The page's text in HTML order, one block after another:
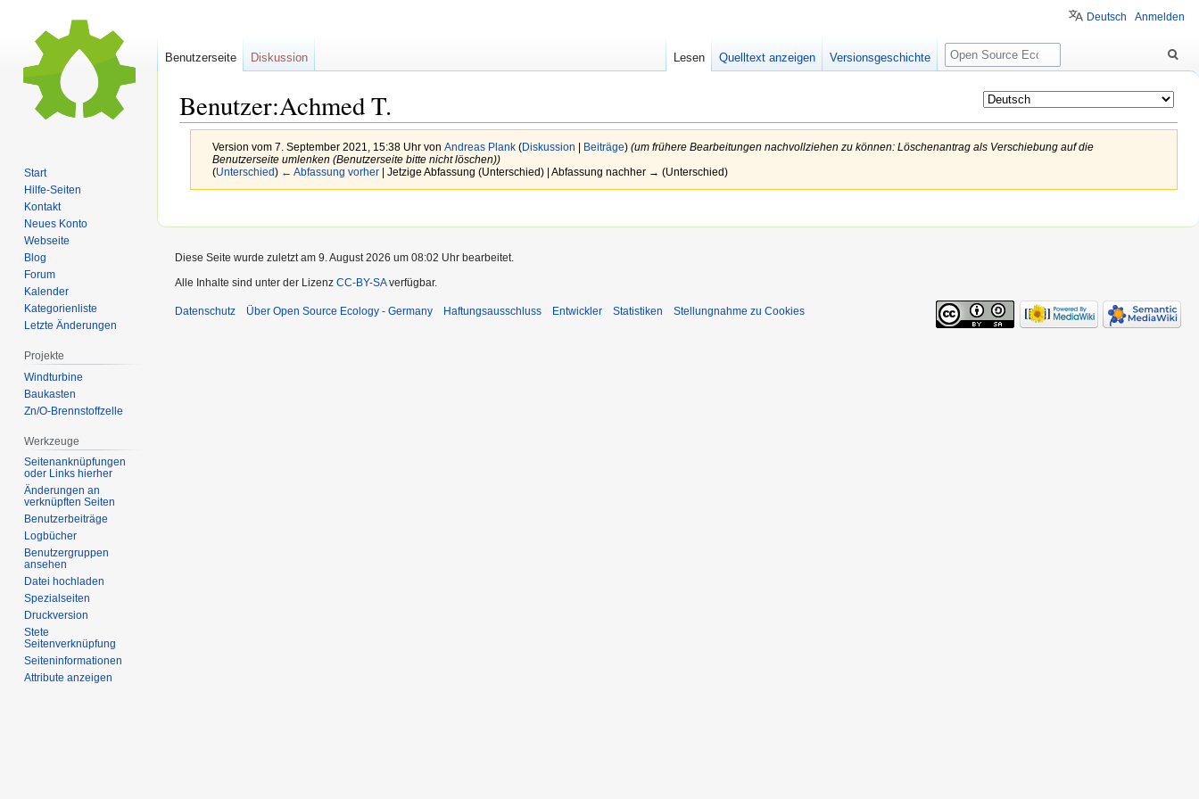
Benutzer:Achmed T.
Version vom 7. September 2021, 15:38 Uhr von Andreas Plank (Diskussion Beiträge) (um frühere Bearbeitungen nachvollziehen zu können: Löschenantrag als Verschiebung auf die
Benutzerseite umlenken (Benutzerseite bitte nicht löschen))
(Unterschied) ← Abfassung vorher| Jetzige Abfassung (Unterschied) | Abfassung nachher → (Unterschied)
springen
springen
Deutsch Anmelden
Benutzerseite Diskussion Lesen Quelltext anzeigen Versionsgeschichte
Suche
Start
Hilfe-Seiten
Kontakt
Neues Konto
Webseite
Blog
Forum
Kalender
Kategorienliste
Letzte Änderungen
Projekte
Windturbine
Baukasten
Zn/O-Brennstoffzelle
Werkzeuge
Seitenanknüpfungen
oder Links hierher
Änderungen an
verknüpften Seiten
Benutzerbeiträge
Logbücher
Benutzergruppen
ansehen
Datei hochladen
Spezialseiten
Druckversion
Stete
Seitenverknüpfung
Seiten­informationen
Attribute anzeigen
Diese Seite wurde zuletzt am 9. August 2026 um 08:02 Uhr bearbeitet.
Alle Inhalte sind unter der Lizenz CC-BY-SAverfügbar.
Datenschutz Über Open Source Ecology - Germany Haftungsausschluss Entwickler Statistiken Stellungnahme zu Cookies